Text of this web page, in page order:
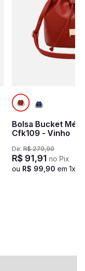
Bolsa Bucket
Cfk109 - Vinho
De: R$ 279,90
R$ 91,91 no Pix
ou R$ 99 90 em 1x